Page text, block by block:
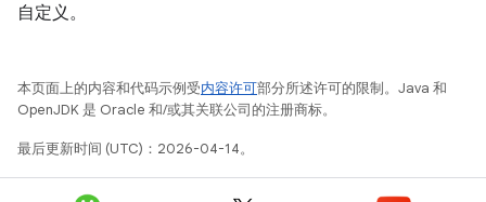
自定义。
本页面上的内容和代码示例受内容许可部分所述许可的限制。Java 和
OpenJDK 是 Oracle 和/或其关联公司的注册商标。
最后更新时间 (UTC)：2026-04-14。